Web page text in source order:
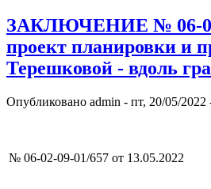
ЗАКЛЮЧЕНИЕ № 06-02-
проект планировки и
Терешковой - вдоль
Опубликовано admin - пт, 20/05/2022
№ 06-02-09-01/